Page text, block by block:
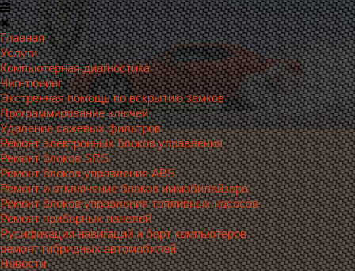
Главная
Услуги
Компьютерная диагностика
Чип-тюнинг
Экстренная помощь по вскрытию замков
Программирование ключей
Удаление сажевых фильтров
Ремонт электронных блоков управления
Ремонт блоков SRS
Ремонт блоков управления ABS
Ремонт и отключение блоков иммобилайзера
Ремонт блоков управления топливных насосов
Ремонт приборных панелей
Русификация навигаций и борт компьютеров
ремонт гибридных автомобилей
Новости